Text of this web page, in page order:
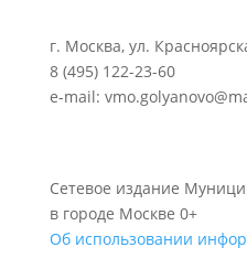
г. Москва, ул.
8 (495) 122-23-60
e-mail:
Сетевое издание
в городе Москве 0+
Об использовании